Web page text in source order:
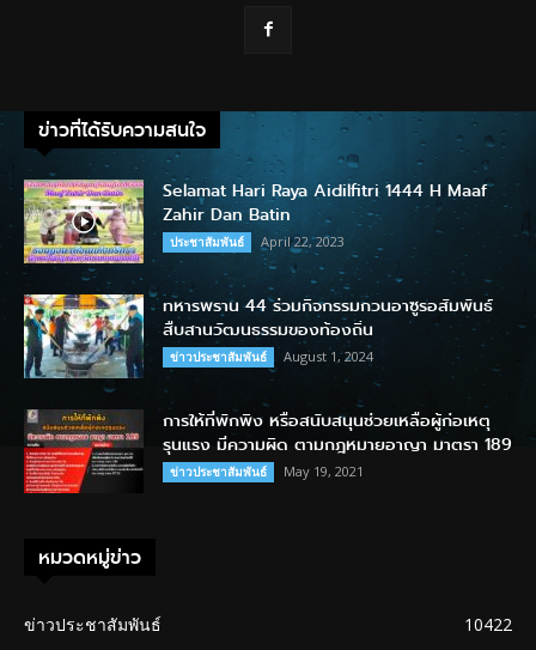
ข่าวที่ได้รับความสนใจ
Selamat Hari Raya Aidilfitri 1444 H Maaf
Zahir Dan Batin
ประชาสัมพันธ์ April 22, 2023
ทหารพราน 44 ร่วมกิจกรรมกวนอาซูรอสัมพันธ์
สืบสานวัฒนธรรมของท้องถิ่น
ข่าวประชาสัมพันธ์ August 1, 2024
การให้ที่พักพิง หรือสนับสนุนช่วยเหลือผู้ก่อเหตุ
รุนแรง มีความผิด ตามกฎหมายอาญา มาตรา 189
ข่าวประชาสัมพันธ์ May 19, 2021
หมวดหมู่ข่าว
ข่าวประชาสัมพันธ์
10422